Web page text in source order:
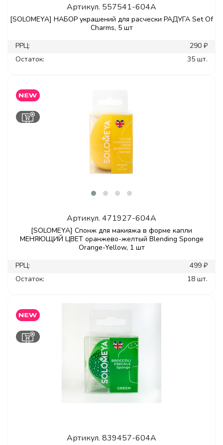
Артикул. 557541-604A
[SOLOMEYA] НАБОР украшений для расчески РАДУГА Set Of
Charms, 5 шт
РРЦ:
290 ₽
Остаток:
35 шт.
Артикул. 471927-604A
[SOLOMEYA] Спонж для макияжа в форме капли
МЕНЯЮЩИЙ ЦВЕТ оранжево-желтый Blending Sponge
Orange-Yellow, 1 шт
РРЦ:
499 ₽
Остаток:
18 шт.
Артикул. 839457-604A